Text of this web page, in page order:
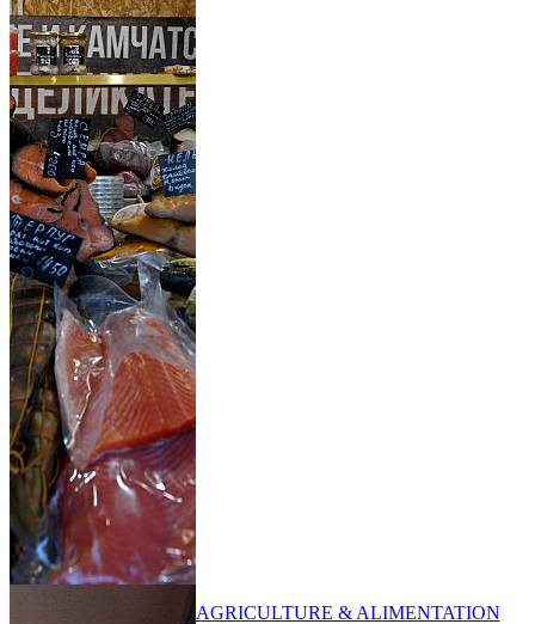
AGRICULTURE & ALIMENTATION